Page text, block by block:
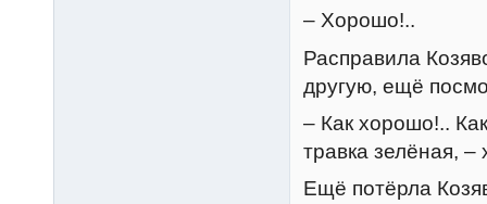
– Хорошо!..
Расправила
другую, ещё
– Как хорошо!..
травка зелёная,
Ещё потёрла